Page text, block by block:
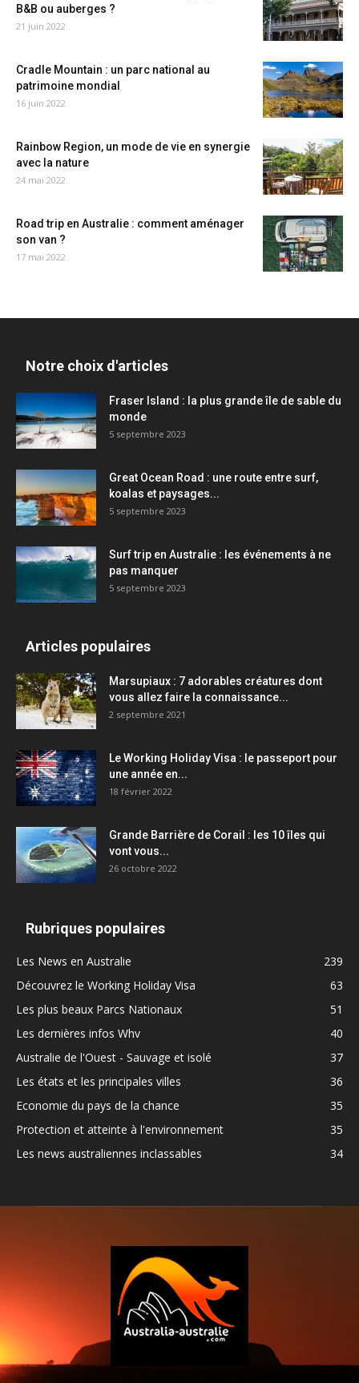
B&B ou auberges ?
21 juin 2022
Cradle Mountain : un parc national au
patrimoine mondial
16 juin 2022
Rainbow Region, un mode de vie en synergie
avec la nature
24 mai 2022
Road trip en Australie : comment aménager
son van ?
17 mai 2022
Notre choix d'articles
Fraser Island : la plus grande île de sable du
monde
5 septembre 2023
Great Ocean Road : une route entre surf,
koalas et paysages...
5 septembre 2023
Surf trip en Australie : les événements à ne
pas manquer
5 septembre 2023
Articles populaires
Marsupiaux : 7 adorables créatures dont
vous allez faire la connaissance...
2 septembre 2021
Le Working Holiday Visa : le passeport pour
une année en...
18 février 2022
Grande Barrière de Corail : les 10 îles qui
vont vous...
26 octobre 2022
Rubriques populaires
Les News en Australie
239
Découvrez le Working Holiday Visa
63
Les plus beaux Parcs Nationaux
51
Les dernières infos Whv
40
Australie de l'Ouest - Sauvage et isolé
37
Les états et les principales villes
36
Economie du pays de la chance
35
Protection et atteinte à l'environnement
35
Les news australiennes inclassables
34